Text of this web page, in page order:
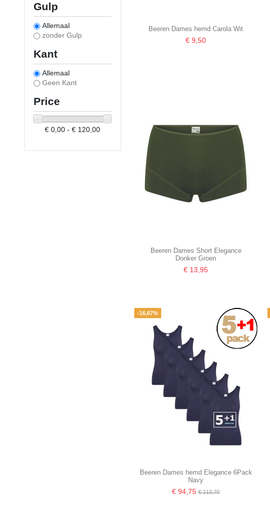
Beeren Dames hemd Carola Wit
€ 9,50
Beeren Dames Short Elegance
Donker Groen
€ 13,95
-16,67%
Beeren Dames hemd Elegance 6Pack
Navy
€ 94,75€ 113,70
Gulp
Allemaal
zonder Gulp
Kant
Allemaal
Geen Kant
Price
€ 0,00 - € 120,00